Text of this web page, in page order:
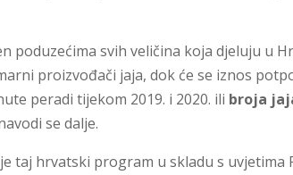
poduzećima svih veličina koja djeluju u
proizvođači jaja, dok će se iznos
peradi tijekom 2019. i 2020. ili broja
se dalje.
taj hrvatski program u skladu s